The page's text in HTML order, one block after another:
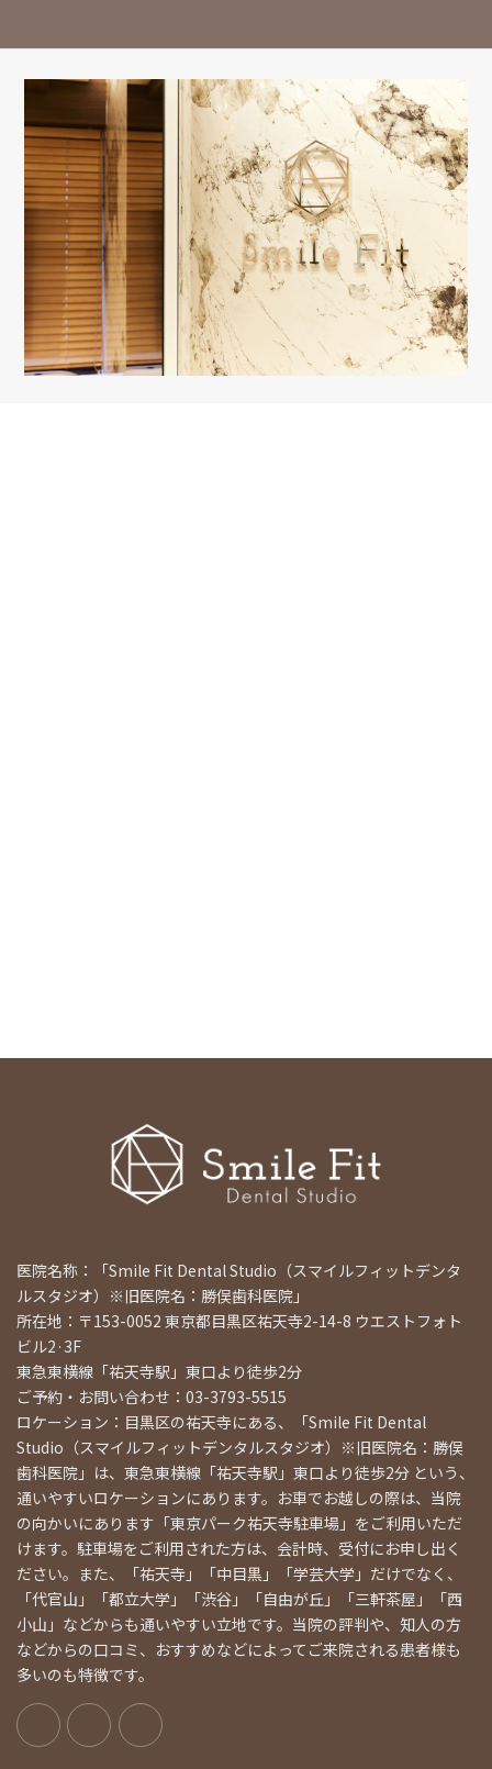
医院名称：「Smile Fit Dental Studio（スマイルフィットデンタ
ルスタジオ）※旧医院名：勝俣歯科医院」
所在地：〒153-0052 東京都目黒区祐天寺2-14-8 ウエストフォト
ビル2·3F
東急東横線「祐天寺駅」東口より徒歩2分
ご予約・お問い合わせ：03-3793-5515
ロケーション：目黒区の祐天寺にある、「Smile Fit Dental
Studio（スマイルフィットデンタルスタジオ）※旧医院名：勝俣
歯科医院」は、東急東横線「祐天寺駅」東口より徒歩2分 という、
通いやすいロケーションにあります。お車でお越しの際は、当院
の向かいにあります「東京パーク祐天寺駐車場」をご利用いただ
けます。駐車場をご利用された方は、会計時、受付にお申し出く
ださい。また、「祐天寺」「中目黒」「学芸大学」だけでなく、
「代官山」「都立大学」「渋谷」「自由が丘」「三軒茶屋」「西
小山」などからも通いやすい立地です。当院の評判や、知人の方
などからの口コミ、おすすめなどによってご来院される患者様も
多いのも特徴です。